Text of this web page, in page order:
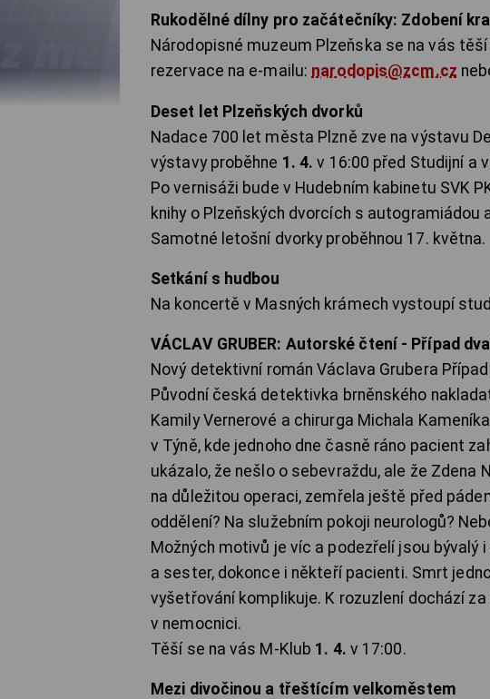
Rukodělné dílny pro začátečníky: Zdobení
Národopisné muzeum Plzeňska se na vás
rezervace na e-mailu: narodopis@zcm.cz
Deset let Plzeňských dvorků
Nadace 700 let města Plzně zve na výstavu
výstavy proběhne 1. 4.v 16:00 před Studijní a
Po vernisáži bude v Hudebním kabinetu SVK
knihy o Plzeňských dvorcích s
Samotné letošní dvorky proběhnou 17. května.
Setkání s hudbou
Na koncertě v Masných krámech vystoupí
VÁCLAV GRUBER: Autorské čtení - Případ
Nový detektivní román Václava Grubera
Původní česká detektivka brněnského
Kamily Vernerové a chirurga Michala
v Týně, kde jednoho dne časně ráno pacient
ukázalo, že nešlo o sebevraždu, ale že Zdena
na důležitou operaci, zemřela ještě před
oddělení? Na služebním pokoji neurologů?
Možných motivů je víc a podezřelí jsou bývalý
a sester, dokonce i někteří pacienti. Smrt
vyšetřování komplikuje. K rozuzlení dochází
v nemocnici.
Těší se na vás M-Klub 1. 4. v 17:00.
Mezi divočinou a třeštícím velkoměstem